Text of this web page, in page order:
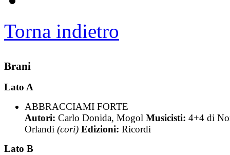
Torna indietro
Brani
Lato A
ABBRACCIAMI FORTE
Autori: Carlo Donida, Mogol Musicisti: 4+4 di
Orlandi (cori) Edizioni: Ricordi
Lato B